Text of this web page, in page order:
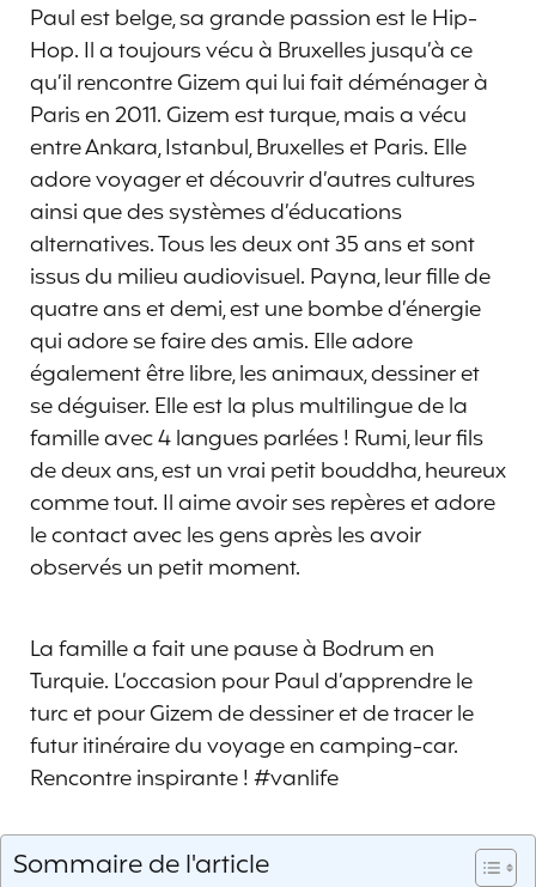
Paul est belge, sa grande passion est le Hip-
Hop. Il a toujours vécu à Bruxelles jusqu’à ce
qu’il rencontre Gizem qui lui fait déménager à
Paris en 2011. Gizem est turque, mais a vécu
entre Ankara, Istanbul, Bruxelles et Paris. Elle
adore voyager et découvrir d’autres cultures
ainsi que des systèmes d’éducations
alternatives. Tous les deux ont 35 ans et sont
issus du milieu audiovisuel. Payna, leur fille de
quatre ans et demi, est une bombe d’énergie
qui adore se faire des amis. Elle adore
également être libre, les animaux, dessiner et
se déguiser. Elle est la plus multilingue de la
famille avec 4 langues parlées ! Rumi, leur fils
de deux ans, est un vrai petit bouddha, heureux
comme tout. Il aime avoir ses repères et adore
le contact avec les gens après les avoir
observés un petit moment.
La famille a fait une pause à Bodrum en
Turquie. L’occasion pour Paul d’apprendre le
turc et pour Gizem de dessiner et de tracer le
futur itinéraire du voyage en camping-car.
Rencontre inspirante ! #vanlife
Sommaire de l'article